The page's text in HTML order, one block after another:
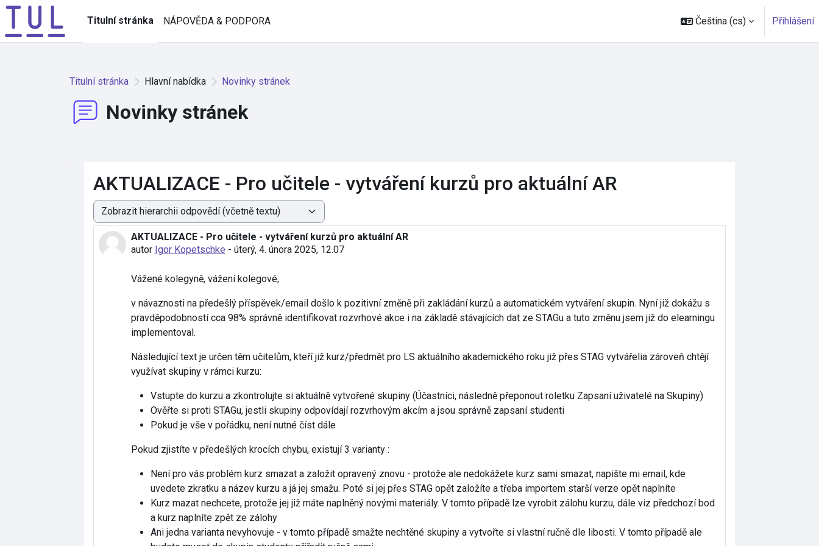
Přejít k hlavnímu obsahu
Titulní stránka
NÁPOVĚDA & PODPORA Čeština ‎(cs)‎ Přihlášení
Titulní stránka Hlavní nabídka Novinky stránek
Novinky stránek
AKTUALIZACE - Pro učitele - vytváření kurzů pro aktuální AR
Režim zobrazení
AKTUALIZACE - Pro učitele - vytváření kurzů pro aktuální AR
autor Igor Kopetschke - úterý, 4. února 2025, 12.07
Počet odpovědí: 0
Vážené kolegyně, vážení kolegové,
v návaznosti na předešlý příspěvek/email došlo k pozitivní změně při zakládání kurzů a automatickém vytváření skupin. Nyní již dokážu s
pravděpodobností cca 98% správně identifikovat rozvrhové akce i na základě stávajících dat ze STAGu a tuto změnu jsem již do elearningu
implementoval.
Následující text je určen těm učitelům, kteří již kurz/předmět pro LS aktuálního akademického roku již přes STAG vytvářelia zároveň chtějí
využívat skupiny v rámci kurzu:
Vstupte do kurzu a zkontrolujte si aktuálně vytvořené skupiny (Účastníci, následně přeponout roletku Zapsaní uživatelé na Skupiny)
Ověřte si proti STAGu, jestli skupiny odpovídají rozvrhovým akcím a jsou správně zapsaní studenti
Pokud je vše v pořádku, není nutné číst dále
Pokud zjistíte v předešlých krocích chybu, existují 3 varianty :
Není pro vás problém kurz smazat a založit opravený znovu - protože ale nedokážete kurz sami smazat, napište mi email, kde
uvedete zkratku a název kurzu a já jej smažu. Poté si jej přes STAG opět založíte a třeba importem starší verze opět naplníte
Kurz mazat nechcete, protože jej již máte naplněný novými materiály. V tomto případě lze vyrobit zálohu kurzu, dále viz předchozí bod
a kurz naplníte zpět ze zálohy
Ani jedna varianta nevyhovuje - v tomto případě smažte nechtěné skupiny a vytvořte si vlastní ručně dle libosti. V tomto případě ale